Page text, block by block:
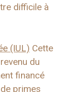
difficile à
(IUL) Cette
du
financé
primes